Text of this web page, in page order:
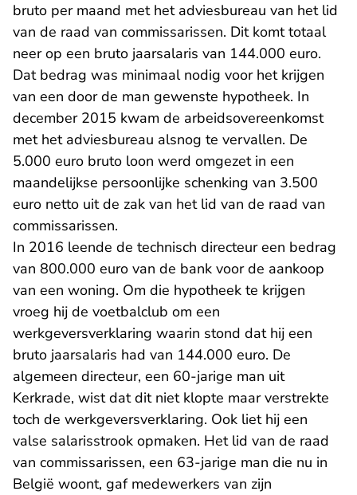
bruto per maand met het adviesbureau van het lid
van de raad van commissarissen. Dit komt totaal
neer op een bruto jaarsalaris van 144.000 euro.
Dat bedrag was minimaal nodig voor het krijgen
van een door de man gewenste hypotheek. In
december 2015 kwam de arbeidsovereenkomst
met het adviesbureau alsnog te vervallen. De
5.000 euro bruto loon werd omgezet in een
maandelijkse persoonlijke schenking van 3.500
euro netto uit de zak van het lid van de raad van
commissarissen.
In 2016 leende de technisch directeur een bedrag
van 800.000 euro van de bank voor de aankoop
van een woning. Om die hypotheek te krijgen
vroeg hij de voetbalclub om een
werkgeversverklaring waarin stond dat hij een
bruto jaarsalaris had van 144.000 euro. De
algemeen directeur, een 60-jarige man uit
Kerkrade, wist dat dit niet klopte maar verstrekte
toch de werkgeversverklaring. Ook liet hij een
valse salarisstrook opmaken. Het lid van de raad
van commissarissen, een 63-jarige man die nu in
België woont, gaf medewerkers van zijn